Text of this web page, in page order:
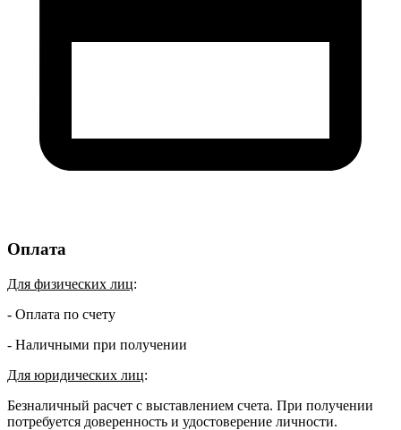
Оплата
Для физических лиц:
- Оплата по счету
- Наличными при получении
Для юридических лиц:
Безналичный расчет с выставлением счета. При получении
потребуется доверенность и удостоверение личности.